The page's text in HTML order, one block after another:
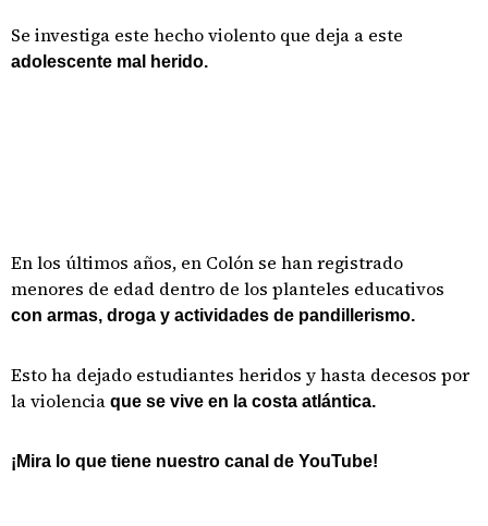
Se investiga este hecho violento que deja a este
adolescente mal herido.
En los últimos años, en Colón se han registrado
menores de edad dentro de los planteles educativos
con armas, droga y actividades de pandillerismo.
Esto ha dejado estudiantes heridos y hasta decesos por
la violencia que se vive en la costa atlántica.
¡Mira lo que tiene nuestro canal de YouTube!